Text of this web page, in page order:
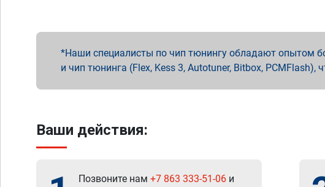
Наши специалисты по чип тюнингу обладают опытом
и чип тюнинга (Flex, Kess 3, Autotuner, Bitbox,
Ваши действия:
Позвоните нам +7 863 333-51-06 и